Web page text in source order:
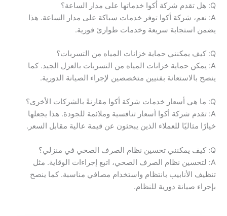
Q: هل تقدم شركة أكوا خدماتها على مدار الساعة؟
A: نعم، شركة أكوا توفر خدمات سباكة على مدار الساعة. هذا
يضمن استجابة سريعة وخدمات طوارئ فورية.
Q: كيف يمكنني حماية خزانات المياه من التسربات؟
A: يمكن حماية خزانات المياه من التسربات بالعزل الجيد. كما
ينصح بالاستعانة بفنيين متخصصين لإجراء الصيانة الدورية.
Q: ما هي أسعار خدمات شركة أكوا مقارنةً بالشركات الأخرى؟
A: تقدم شركة أكوا أسعار تنافسية وملائمة للجودة. هذا يجعلها
خيارًا مثاليًا للعملاء الذين يبحثون عن قيمة عالية مقابل السعر.
Q: كيف يمكنني تحسين نظام الصرف الصحي في منزلي؟
A: لتحسين نظام الصرف الصحي، اتبع إجراءات الوقاية. مثل
تنظيف الأنابيب بانتظام واستخدام مصافي مناسبة. كما ينصح
بإجراء صيانة دورية للنظام.